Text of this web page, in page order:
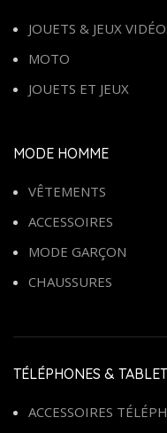
JOUETS & JEUX
MOTO
JOUETS ET JEUX
MODE HOMME
VÊTEMENTS
ACCESSOIRES
MODE GARÇON
CHAUSSURES
TÉLÉPHONES &
ACCESSOIRES